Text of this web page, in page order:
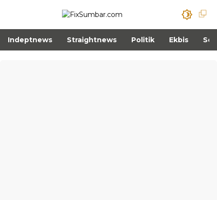
Indeptnews Straightnews Politik Ekbis